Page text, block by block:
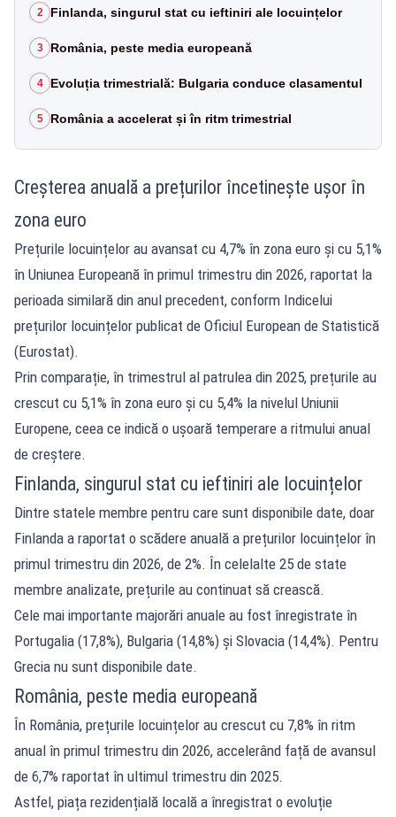
2 Finlanda, singurul stat cu ieftiniri ale locuințelor
3 România, peste media europeană
4 Evoluția trimestrială: Bulgaria conduce clasamentul
5 România a accelerat și în ritm trimestrial
Creșterea anuală a prețurilor încetinește ușor în
zona euro
Prețurile locuințelor au avansat cu 4,7% în zona euro și cu 5,1%
în Uniunea Europeană în primul trimestru din 2026, raportat la
perioada similară din anul precedent, conform Indicelui
prețurilor locuințelor publicat de Oficiul European de Statistică
(Eurostat).
Prin comparație, în trimestrul al patrulea din 2025, prețurile au
crescut cu 5,1% în zona euro și cu 5,4% la nivelul Uniunii
Europene, ceea ce indică o ușoară temperare a ritmului anual
de creștere.
Finlanda, singurul stat cu ieftiniri ale locuințelor
Dintre statele membre pentru care sunt disponibile date, doar
Finlanda a raportat o scădere anuală a prețurilor locuințelor în
primul trimestru din 2026, de 2%. În celelalte 25 de state
membre analizate, prețurile au continuat să crească.
Cele mai importante majorări anuale au fost înregistrate în
Portugalia (17,8%), Bulgaria (14,8%) și Slovacia (14,4%). Pentru
Grecia nu sunt disponibile date.
România, peste media europeană
În România, prețurile locuințelor au crescut cu 7,8% în ritm
anual în primul trimestru din 2026, accelerând față de avansul
de 6,7% raportat în ultimul trimestru din 2025.
Astfel, piața rezidențială locală a înregistrat o evoluție